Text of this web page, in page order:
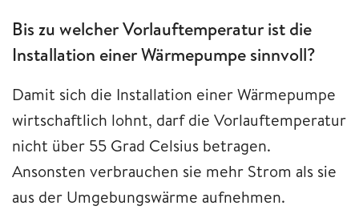
Bis zu welcher Vorlauftemperatur ist die
Installation einer Wärmepumpe sinnvoll?
Damit sich die Installation einer Wärmepumpe
wirtschaftlich lohnt, darf die Vorlauftemperatur
nicht über 55 Grad Celsius betragen.
Ansonsten verbrauchen sie mehr Strom als sie
aus der Umgebungswärme aufnehmen.